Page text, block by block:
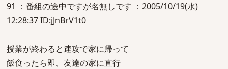
91 ：番組の途中ですが名無しです ：2005/10/19(水)
12:28:37 ID:jJnBrV1t0
授業が終わると速攻で家に帰って
飯食ったら即、友達の家に直行